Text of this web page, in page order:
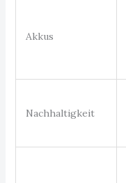
Akkus
Nachhaltigkeit